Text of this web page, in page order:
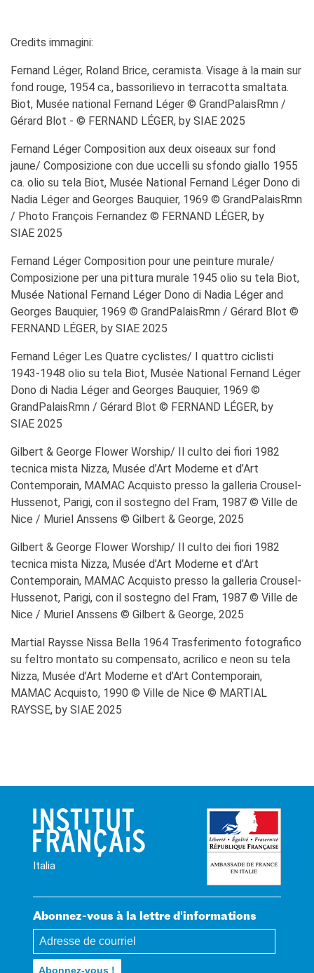
Credits immagini:
Fernand Léger, Roland Brice, ceramista. Visage à la main sur
fond rouge, 1954 ca., bassorilievo in terracotta smaltata.
Biot, Musée national Fernand Léger © GrandPalaisRmn /
Gérard Blot - © FERNAND LÉGER, by SIAE 2025
Fernand Léger Composition aux deux oiseaux sur fond
jaune/ Composizione con due uccelli su sfondo giallo 1955
ca. olio su tela Biot, Musée National Fernand Léger Dono di
Nadia Léger and Georges Bauquier, 1969 © GrandPalaisRmn
/ Photo François Fernandez © FERNAND LÉGER, by
SIAE 2025
Fernand Léger Composition pour une peinture murale/
Composizione per una pittura murale 1945 olio su tela Biot,
Musée National Fernand Léger Dono di Nadia Léger and
Georges Bauquier, 1969 © GrandPalaisRmn / Gérard Blot ©
FERNAND LÉGER, by SIAE 2025
Fernand Léger Les Quatre cyclistes/ I quattro ciclisti
1943-1948 olio su tela Biot, Musée National Fernand Léger
Dono di Nadia Léger and Georges Bauquier, 1969 ©
GrandPalaisRmn / Gérard Blot © FERNAND LÉGER, by
SIAE 2025
Gilbert & George Flower Worship/ Il culto dei fiori 1982
tecnica mista Nizza, Musée d’Art Moderne et d’Art
Contemporain, MAMAC Acquisto presso la galleria Crousel-
Hussenot, Parigi, con il sostegno del Fram, 1987 © Ville de
Nice / Muriel Anssens © Gilbert & George, 2025
Gilbert & George Flower Worship/ Il culto dei fiori 1982
tecnica mista Nizza, Musée d’Art Moderne et d’Art
Contemporain, MAMAC Acquisto presso la galleria Crousel-
Hussenot, Parigi, con il sostegno del Fram, 1987 © Ville de
Nice / Muriel Anssens © Gilbert & George, 2025
Martial Raysse Nissa Bella 1964 Trasferimento fotografico
su feltro montato su compensato, acrilico e neon su tela
Nizza, Musée d’Art Moderne et d’Art Contemporain,
MAMAC Acquisto, 1990 © Ville de Nice © MARTIAL
RAYSSE, by SIAE 2025
Italia
Abonnez-vous à la lettre d'informations